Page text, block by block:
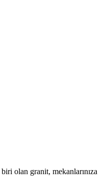
olan granit, mekanlarınıza